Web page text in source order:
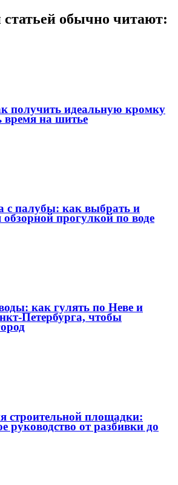
статьей обычно читают:
получить идеальную кромку
время на шитье
с палубы: как выбрать и
обзорной прогулкой по воде
как гулять по Неве и
чтобы
строительной площадки:
руководство от разбивки до